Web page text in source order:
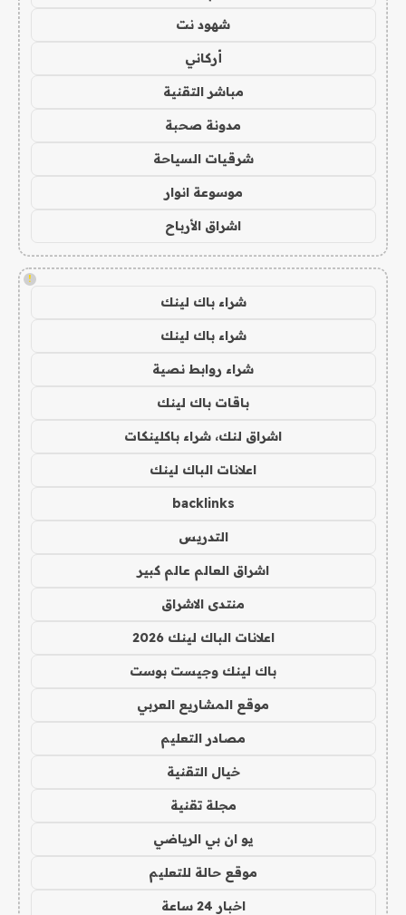
شهود نت
أركاني
مباشر التقنية
مدونة صحبة
شرقيات السياحة
موسوعة انوار
اشراق الأرباح
!
شراء باك لينك
شراء باك لينك
شراء روابط نصية
باقات باك لينك
اشراق لنك، شراء باكلينكات
اعلانات الباك لينك
backlinks
التدريس
اشراق العالم عالم كبير
منتدى الاشراق
اعلانات الباك لينك 2026
باك لينك وجيست بوست
موقع المشاريع العربي
مصادر التعليم
خيال التقنية
مجلة تقنية
يو ان بي الرياضي
موقع حالة للتعليم
اخبار 24 ساعة